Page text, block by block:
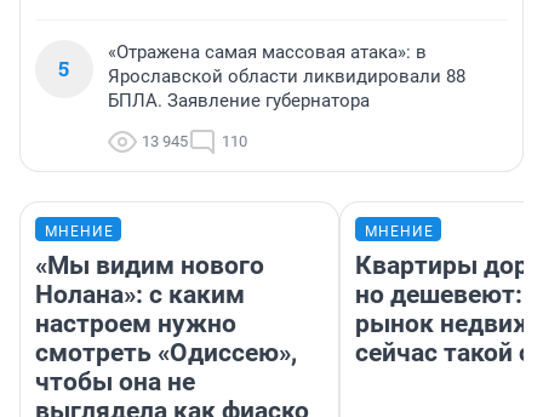
5
«Отражена самая массовая атака»: в
Ярославской области ликвидировали 88
БПЛА. Заявление губернатора
13 945 110
МНЕНИЕ
«Мы видим нового
Нолана»: с каким
настроем нужно
смотреть «Одиссею»,
чтобы она не
выглядела как фиаско
МНЕНИЕ
Квартиры
но дешевеют:
рынок
сейчас такой